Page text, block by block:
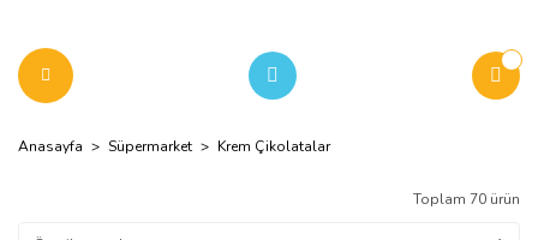
Anasayfa Süpermarket Krem Çikolatalar
Toplam 70 ürün